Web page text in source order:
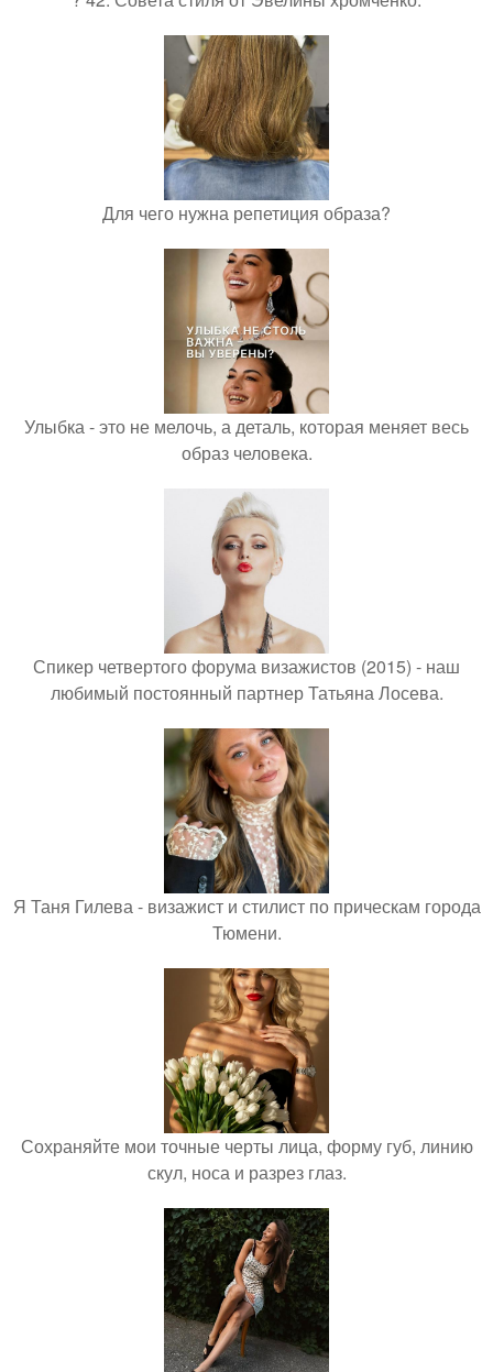
Для чего нужна репетиция образа?
Улыбка - это не мелочь, а деталь, которая меняет весь
образ человека.
Спикер четвертого форума визажистов (2015) - наш
любимый постоянный партнер Татьяна Лосева.
Я Таня Гилева - визажист и стилист по прическам города
Тюмени.
Сохраняйте мои точные черты лица, форму губ, линию
скул, носа и разрез глаз.